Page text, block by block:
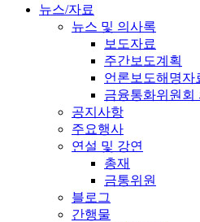
뉴스/자료
뉴스 및 의사록
보도자료
주간보도계획
언론보도해명자
금융통화위원회
공지사항
주요행사
연설 및 강연
총재
금통위원
블로그
간행물